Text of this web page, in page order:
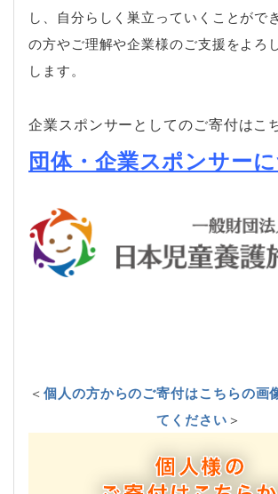
し、自分らしく巣立っていくことがで
の方やご理解や企業様のご支援をよろ
します。
企業スポンサーとしてのご寄付はこ
団体・企業スポンサー
＜個人の方からのご寄付はこちらの画
てください＞